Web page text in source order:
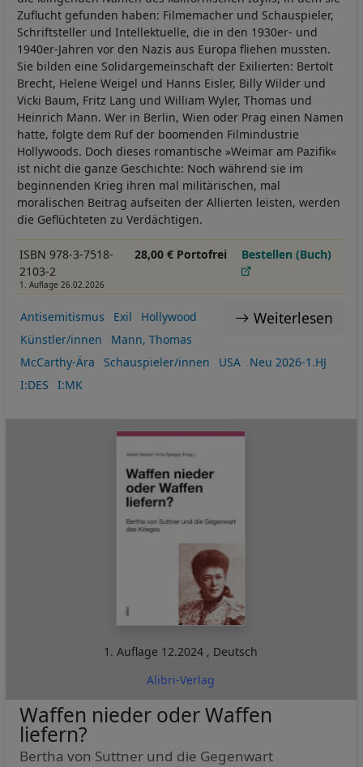
Zuflucht gefunden haben: Filmemacher und Schauspieler,
Schriftsteller und Intellektuelle, die in den 1930er- und
1940er-Jahren vor den Nazis aus Europa fliehen mussten.
Sie bilden eine Solidargemeinschaft der Exilierten: Bertolt
Brecht, Helene Weigel und Hanns Eisler, Billy Wilder und
Vicki Baum, Fritz Lang und William Wyler, Thomas und
Heinrich Mann. Wer in Berlin, Wien oder Prag einen Namen
hatte, folgte dem Ruf der boomenden Filmindustrie
Hollywoods. Doch dieses romantische »Weimar am Pazifik«
ist nicht die ganze Geschichte: Noch während sie im
beginnenden Krieg ihren mal militärischen, mal
moralischen Beitrag aufseiten der Allierten leisten, werden
die Geflüchteten zu Verdächtigen.
ISBN 978-3-7518-
2103-2
1. Auflage 26.02.2026
28,00 € Portofrei Bestellen (Buch)
Weiterlesen
Antisemitismus Exil
Hollywood
Künstler/innen
Mann, Thomas
McCarthy-Ära
Schauspieler/innen USA
Neu 2026-1.HJ
I:DES
I:MK
1. Auflage 12.2024 , Deutsch
Alibri-Verlag
Waffen nieder oder Waffen
liefern?
Bertha von Suttner und die Gegenwart